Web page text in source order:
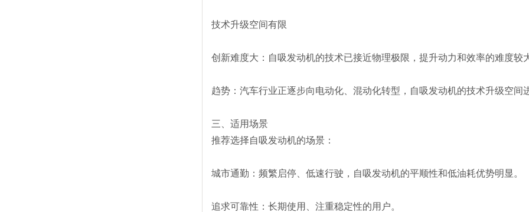
技术升级空间有限
创新难度大：自吸发动机的技术已接近物理极限，提升动力和效率的难度较
趋势：汽车行业正逐步向电动化、混动化转型，自吸发动机的技术升级空间
三、适用场景
推荐选择自吸发动机的场景：
城市通勤：频繁启停、低速行驶，自吸发动机的平顺性和低油耗优势明显。
追求可靠性：长期使用、注重稳定性的用户。